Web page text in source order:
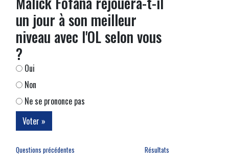
un jour à son meilleur
niveau avec l'OL selon vous
?
Oui
Non
Ne se prononce pas
Questions précédentes Résultats